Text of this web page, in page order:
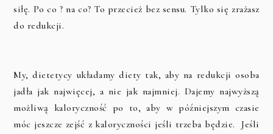
siłę. Po co ? na co? To przecież bez sensu. Tylko się zrażasz
do redukcji.
My, dietetycy układamy diety tak, aby na redukcji osoba
jadła jak najwięcej, a nie jak najmniej. Dajemy najwyższą
możliwą kaloryczność po to, aby w późniejszym czasie
móc jeszcze zejść z kaloryczności jeśli trzeba będzie. Jeśli